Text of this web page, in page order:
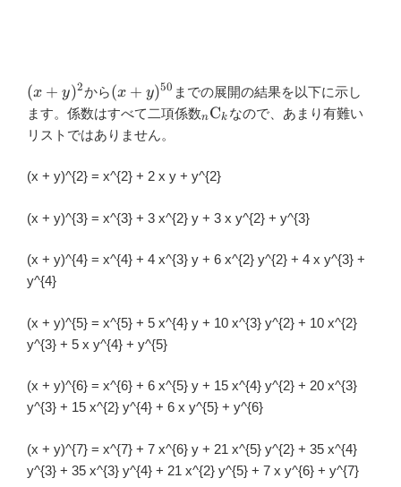
(x+y)^{2}
(x + y)2から(x+y)^{50}
(x + y)50 までの展開の結果を以下に示し
ます。係数はすべて二項係数{}_{n}\mathrm{C}_{k}
nCk なので、あまり有難い
リストではありません。
(x + y)^{2} = x^{2} + 2 x y + y^{2}
(x + y)^{3} = x^{3} + 3 x^{2} y + 3 x y^{2} + y^{3}
(x + y)^{4} = x^{4} + 4 x^{3} y + 6 x^{2} y^{2} + 4 x y^{3} +
y^{4}
(x + y)^{5} = x^{5} + 5 x^{4} y + 10 x^{3} y^{2} + 10 x^{2}
y^{3} + 5 x y^{4} + y^{5}
(x + y)^{6} = x^{6} + 6 x^{5} y + 15 x^{4} y^{2} + 20 x^{3}
y^{3} + 15 x^{2} y^{4} + 6 x y^{5} + y^{6}
(x + y)^{7} = x^{7} + 7 x^{6} y + 21 x^{5} y^{2} + 35 x^{4}
y^{3} + 35 x^{3} y^{4} + 21 x^{2} y^{5} + 7 x y^{6} + y^{7}